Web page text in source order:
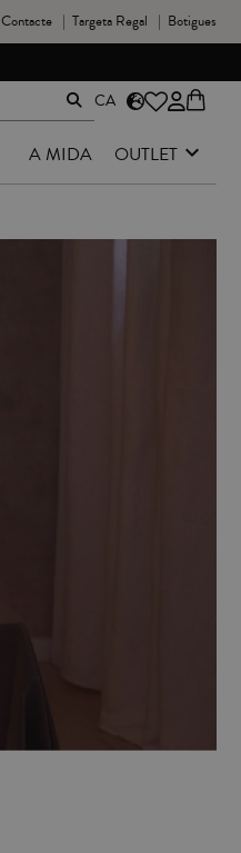
Contacte | Targeta Regal | Botigues
CA
A MIDA OUTLET